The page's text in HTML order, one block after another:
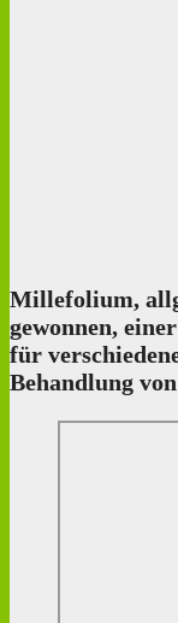
Millefolium,
gewonnen,
für
Behandlung